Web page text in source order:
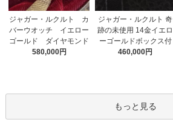
ジャガー・ルクルト カ
バーウオッチ イエロー
ゴールド ダイヤモンド
580,000円
ジャガー・ルクルト 奇
跡の未使用 14金イエロ
ーゴールドボックス付
460,000円
もっと見る